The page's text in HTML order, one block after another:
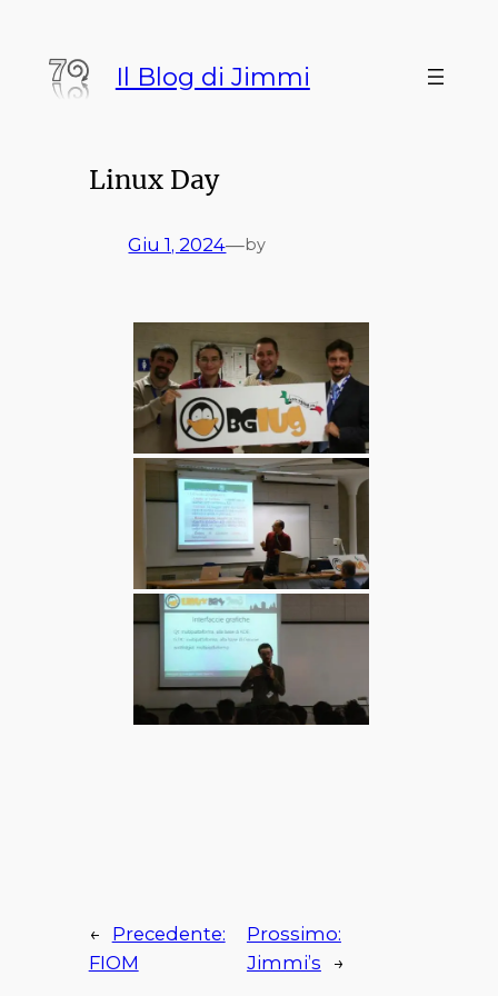
contenuto
Il Blog di Jimmi
Linux Day
Giu 1, 2024—by
←
Precedente:
FIOM
Prossimo:
Jimmi’s
→